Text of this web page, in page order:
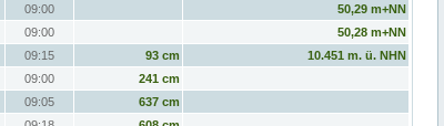
09:00
50,29 m+NN
09:00
50,28 m+NN
09:15 93 cm
10.451 m. ü. NHN
09:00
241 cm
09:05
637 cm